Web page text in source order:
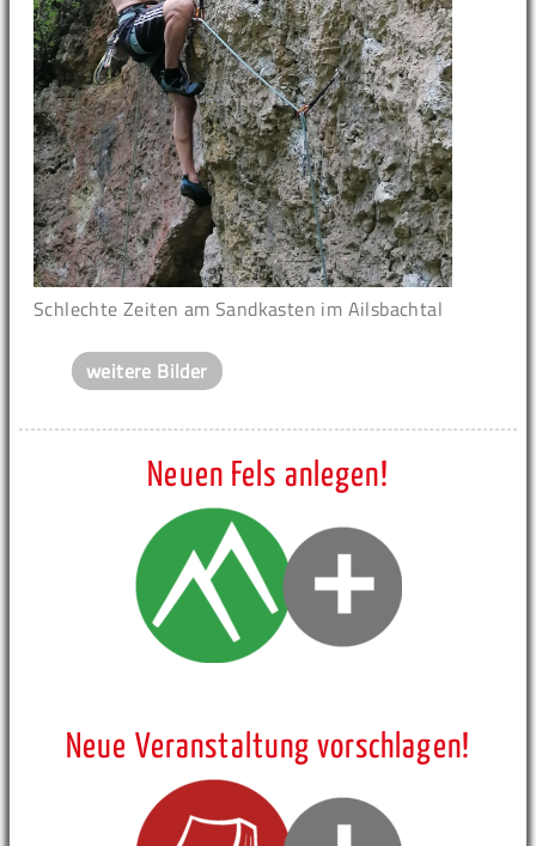
Schlechte Zeiten am Sandkasten im Ailsbachtal
weitere Bilder
Neuen Fels anlegen!
Neue Veranstaltung vorschlagen!